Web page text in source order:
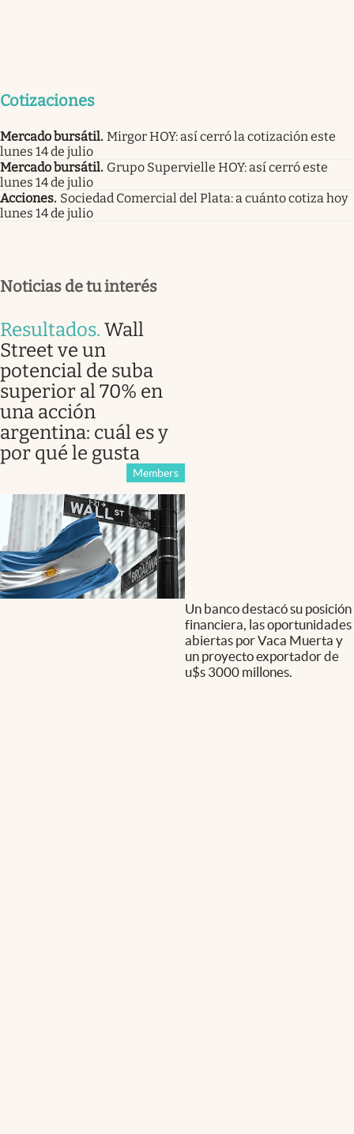
Cotizaciones
Mercado bursátil. Mirgor HOY: así cerró la cotización este
lunes 14 de julio
Mercado bursátil. Grupo Supervielle HOY: así cerró este
lunes 14 de julio
Acciones. Sociedad Comercial del Plata: a cuánto cotiza hoy
lunes 14 de julio
Noticias de tu interés
Resultados. Wall
Street ve un
potencial de suba
superior al 70% en
una acción
argentina: cuál es y
por qué le gusta
Members
Un banco destacó su posición
financiera, las oportunidades
abiertas por Vaca Muerta y
un proyecto exportador de
u$s 3000 millones.